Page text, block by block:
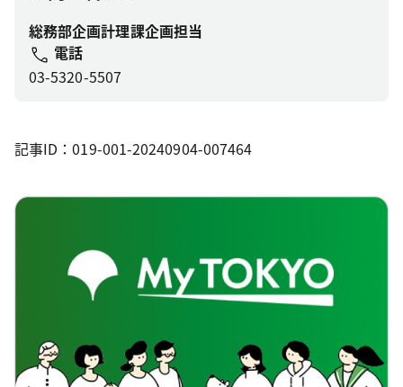
総務部企画計理課企画担当
電話
03-5320-5507
記事ID：019-001-20240904-007464